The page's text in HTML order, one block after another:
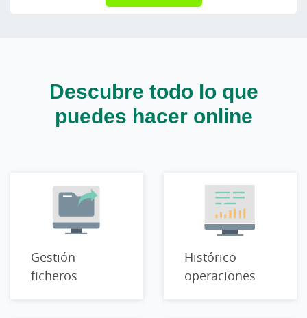
Descubre todo lo que
puedes hacer online
Gestión
ficheros
Histórico
operaciones